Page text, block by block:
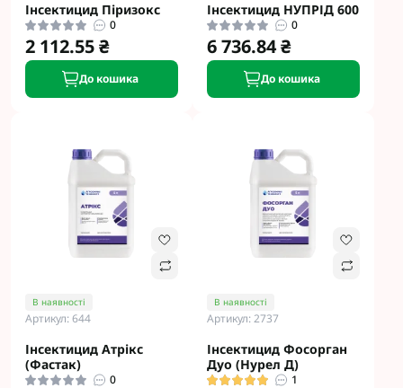
Інсектицид Піризокс
0
2 112.55 ₴
До кошика
Інсектицид НУПРІД 600
0
6 736.84 ₴
До кошика
В наявності
Артикул: 644
Інсектицид Атрікс
(Фастак)
0
В наявності
Артикул: 2737
Інсектицид Фосорган
Дуо (Нурел Д)
1